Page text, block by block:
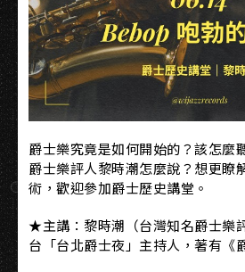
爵士樂究竟是如何開始的？該怎麼
爵士樂評人黎時潮怎麼說？想更瞭
術，歡迎參加爵士歷史講堂。
★主講：黎時潮（台灣知名爵士樂
台「台北爵士夜」主持人，著有《